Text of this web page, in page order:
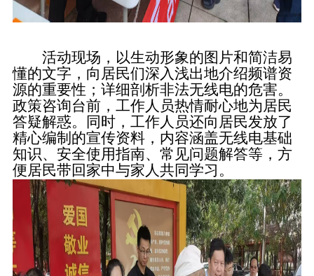
活动现场，以生动形象的图片和简洁易
懂的文字，向居民们深入浅出地介绍频谱资
源的重要性；详细剖析非法无线电的危害。
政策咨询台前，工作人员热情耐心地为居民
答疑解惑。同时，工作人员还向居民发放了
精心编制的宣传资料，内容涵盖无线电基础
知识、安全使用指南、常见问题解答等，方
便居民带回家中与家人共同学习。